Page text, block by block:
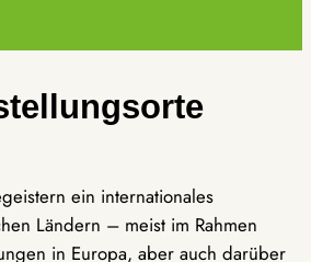
ein internationales
Ländern – meist im Rahmen
in Europa, aber auch darüber